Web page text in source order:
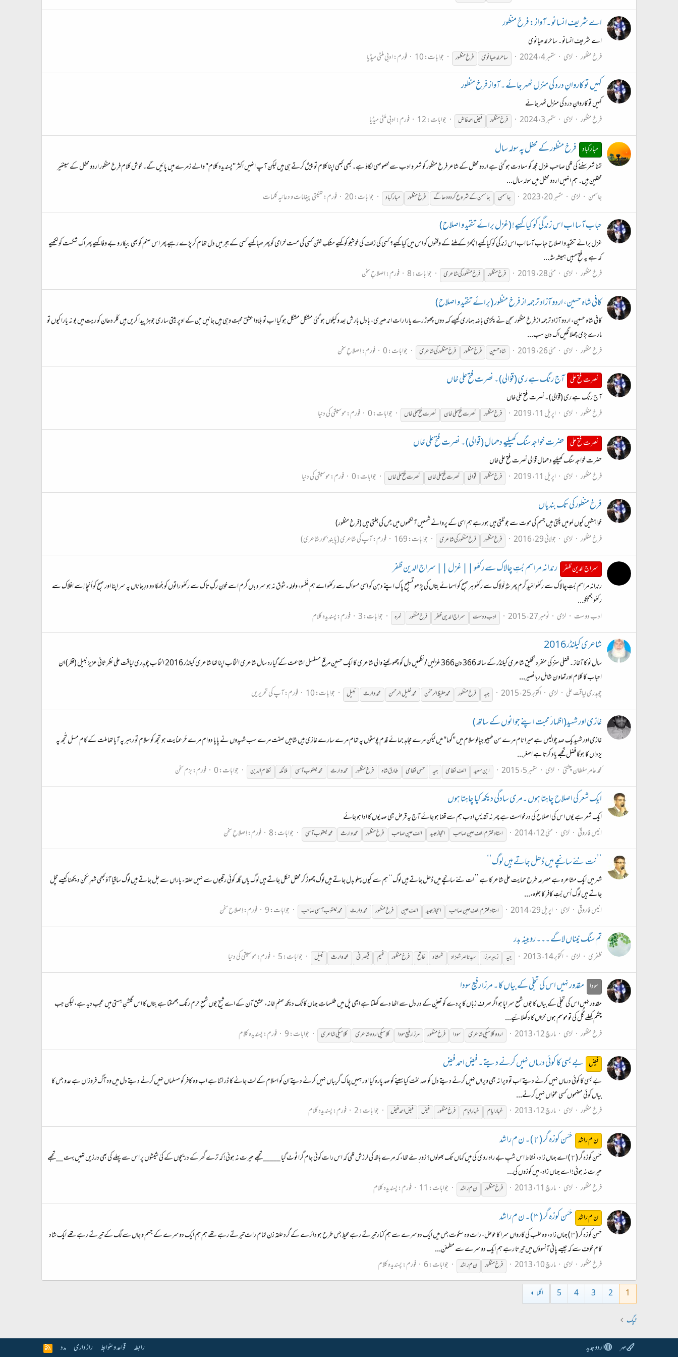
اے شریف انسانو ۔ آواز: فرخ منظور
اے شریف انسانو ۔ ساحر لدھیانوی
فرخ منظور لڑی ستمبر 4، 2024 ساحر لدھیانوی فرخمنظور جوابات: 10 فورم:ادبی ملٹی میڈیا
کہیں تو کاروانِ درد کی منزل ٹھہر جائے ۔ آواز فرخ منظور
کہیں تو کاروانِ درد کی منزل ٹھہر جائے
فرخ منظور لڑی ستمبر 3، 2024 فرخمنظور فیض احمد فاض جوابات: 12 فورم:ادبی ملٹی میڈیا
مبارکباد فرخ منظور کے محفل پہ سولہ سال
تمنا شعر سننے کی تھی صاحب غزل مجھ کو سعادت ہو گئی ہے اردو محفل کے شاعر فرخ منظور کو شعر و ادب سے خصوصی لگاؤ ہے۔ کبھی کبھی اپنا کلام تو پیش کرتے ہی ہیں لیکن آپ انھیں اکثر "پسندیدہ کلام" والے زمرے میں پائیں گے۔ خوش کلام فرخ منظور اردو محفل کے سینئیر
محفلین ہیں۔ ہم انھیں اردو محفل میں سولہ سال...
جاسمن
لڑی ستمبر 20، 2023 جاسمن جاسمن کے شروع کردہ دھاگے فرخمنظور مبارکباد جوابات: 20 فورم:تہنیتی پیغامات و دعائیہ کلمات
حباب آسا اب اس زندگی کو کیا کہیے! (غزل برائے تنقید و اصلاح)
غزل برائے تنقید و اصلاح حباب آسا اب اس زندگی کو کیا کہیے! بچھڑ کے ملنے کے وقفوں کو اس میں کیا کہیے؟ کسی کی زلف کی خوشبو کو کہیے مشکِ ختن کسی کی مست خرامی کو پھر صبا کہیے کسی کے ہجر میں دل تھام کر پڑے رہیے پھر اس صنم کو بھی بیکار و بے وفا کہیے پھر اک شکست کو لکھیے
کہ ہے یہ فتحِ مبیں ہمیشہ شہ...
فرخ منظور لڑی مئی 28، 2019 فرخمنظور فرخمنظورکی شاعری جوابات: 8 فورم:اِصلاحِ سخن
کافی شاہ حسین، اردو آزاد ترجمہ از فرخ منظور (برائے تنقید و اصلاح)
کافی شاہ حسین، اردو آزاد ترجمہ از فرخ منظور سجن نے پکڑی بانہہ ہماری کیسے کہہ دوں چھوڑ رے یارا رات اندھیری، بادل بارش بعد وکیلوں ہو گئی مشکل مشکل ہو گیا اب تو بلاوا عشق محبت وہی ہیں جانیں جن کے اوپر بیتی ساری جوہڑ پیدا کریں ہیں کلّر دھان کو ریت میں بو نہ یارا کیوں تو
مارے بڑی چھلانگیں اک دن سب...
فرخ منظور لڑی مئی 26، 2019 شاہ حسین فرخمنظور فرخمنظورکی شاعری جوابات: 0 فورم:اِصلاحِ سخن
نصرت فتح علی آج رنگ ہے ری (قوّالی) ۔ نصرت فتح علی خاں
آج رنگ ہے ری (قوّالی) ۔ نصرت فتح علی خاں
فرخ منظور لڑی اپریل 11، 2019 فرخمنظور نصرت فتح علی خان نصرت فتح علی خاں جوابات: 0 فورم:موسیقی کی دنیا
نصرت فتح علی حضرت خواجہ سنگ کھیلیے دھمال (قوالی) ۔ نصرت فتح علی خاں
حضرت خواجہ سنگ کھیلیے دھمال قوالی نصرت فتح علی خاں
فرخ منظور لڑی اپریل 11، 2019 فرخمنظور قوالی نصرت فتح علی خان نصرت فتح علی خاں جوابات: 0 فورم:موسیقی کی دنیا
فرخ منظور کی تک بندیاں
خواہشیں کیوں لہو میں پلتی ہیں جسم کی موت سے جو ٹلتی ہیں ہورہے ہم اسی کے پروانے شمعیں آنکھوں میں جس کی جلتی ہیں (فرخ منظور)
فرخ منظور لڑی جولائی 29، 2016 فرخمنظور فرخمنظورکی شاعری جوابات: 169 فورم:آپ کی شاعری (پابندِ بحور شاعری)
سراج الدین ظفر رندانہ مراسم بُتِ چالاک سے رکھّو || غزل || سراج الدین ظفر
رندانہ مراسم بُتِ چالاک سے رکھّو امّیدِ کَرم پھر شہِ لَولاک سے رکھّو ہر صبح کو اسمائے بتاں کی پڑھو تسبیح پاک اپنے دہن کو اسی مسواک سے رکھّو اے ہم نَفَسو، ولولہء شوق نہ ہو سرد ہاں گرم اسے خونِ رگِ تاک سے رکھّو راتوں کو جُھکا دو درِ جاناں پہ سر اپنا اور صبح کو اُنچا اِسے افلاک سے
رکھّو جِھجکو...
ادب دوست
لڑی نومبر 27، 2015 ادب دوست سراج الدین ظفر فرخمنظور نمرہ جوابات: 3 فورم:پسندیدہ کلام
شاعری کیلنڈر 2016
سال نو کا آغاز ۔ فضلی سنز کی منفرد تخلیق شاعری کیلنڈر کے ساتھ 366 دن366 غزلیں/نظمیں دل کو چھو لینے والی شاعری کا ایک حسین مرقع مسلسل اشاعت کے گیارہ سال شاعری انتخاب اپنا تھا شاعری کیلنڈر 2016 انتحاب چوہدری لیاقت علی نظر ثانی عزیز نبیل (قطر) ان
احباب کا کلام اورتعاو ن شامل رہا نصیر...
چوہدری لیاقت علی لڑی اکتوبر 25، 2015 جیہ فرخمنظور محمد حفیظ الرحمٰن محمد خلیل الرحمن محمد وارث نبیل جوابات: 10 فورم:آپ کی تحریریں
غازی اور شہید(اظہار َ محبت اپنے جوانوں کے ساتھ )
غازی اور شہید یک صد چوالیس ہے میرا نام مرے سن طبیبو جیالو سلام میں "گوما" میں لیکن مرے مجاہد جمائے قدم پوسٹوں پہ تمام مرے سارے غازی ہیں شاہیں صفت مرے سب شہیدوں نے پایا دوام مرے حُر عنایت ہو تجھ کو سلام تو رہبر پہ آیا تھا ملت کے کام مسل تُجھ پہ
یزداں کا ہوگا فضل تجھے یاد کرتا ہے اصغر...
ًمحمد عامر سلطان چشتی
لڑی ستمبر 5، 2015 ابن سعید الف نظامی جیہ حسن نظامی طارق شاہ فرخمنظور محمد وارث محمد یعقوب آسی ملائکہ نظام الدین جوابات: 0 فورم:بزم سخن
ایک شعر کی اصلاح چاہتا ہوں ۔مری سادگی دیکھ کیا چاہتا ہوں
ایک شعر ہے یوں اس کی اصلاح کی درخواست ہے پھر نہ تقدیسِ ادب ہم سے قضا ہو جائے آج یہ قرض بھی صدیوں کا ادا ہو جائے
انیس فاروقی لڑی مئی 12، 2014 استاد محترم الف عین صاحب اعجاز عبید الف عین صاحب فرخمنظور محمد وارث محمد یعقوب آسی جوابات: 8 فورم:اِصلاحِ سخن
’’نت نئے سانچے میں ڈھل جاتے ہیں لوگ‘‘
شہر میں ایک مشاعرہ ہے مصرعہ طرح حمایت علی شاعر کا ہے ’’نت نئے سانچے میں ڈھل جاتے ہیں لوگ‘‘ ہم سے کیوں پہلو بدل جاتے ہیں لوگ چھوڑ کر محفل نکل جاتے ہیں لوگ یاں گِلہ کوئی رقیبوں سے نہیں حلقہء یاراں سے جل جاتے ہیں لوگ ساقیا آؤ کبھی شہرِ سُخن دیکھنا کیسے مچل
جاتے ہیں لوگ اُس بُتِ کافر کا جلوہء...
انیس فاروقی لڑی اپریل 29، 2014 استاد محترم الف عین صاحب اعجاز عبید الف عین فرخمنظور محمد وارث محمد یعقوب آسی صاحب جوابات: 9 فورم:اِصلاحِ سخن
تم سنگ نیناں لاگے ۔۔۔ روبینہ بدر
ظفری لڑی اکتوبر 14، 2013 جیہ زبیر مرزا سید ناصر شہزاد شمشاد فاتح فرخمنظور فہیم قیصرانی محمدوارث نبیل جوابات: 5 فورم:موسیقی کی دنیا
سودا مقدور نہیں اس کی تجلّی کے بیاں کا ۔ مرزا رفیع سودا
مقدور نہیں اس کی تجلّی کے بیاں کا جوں شمع سراپا ہو اگر صرف زباں کا پردے کو تعیّن کے درِ دل سے اٹھا دے کھلتا ہے ابھی پل میں طلسماتِ جہاں کا ٹک دیکھ صنم خانہء عشق آن کے اے شیخ جوں شمعِ حرم رنگ جھمکتا ہے بتاں کا اس گلشنِ ہستی‌ میں عجب دید ہے، لیکن جب
چشم کھلے گُل کی تو موسم ہوں خزاں کا دکھلائیے...
فرخ منظور لڑی مارچ 12، 2013 اردو کلاسیکی شاعری سودا فرخمنظور مرزا رفیع سودا کلاسیکی اردو شاعری کلاسیکی شاعری جوابات: 9 فورم:پسندیدہ کلام
فیض بے بسی کا کوئی درماں نہیں کرنے دیتے ۔ فیض احمد فیض
بے بسی کا کوئی درماں نہیں کرنے دیتے اب تو ویرانہ بھی ویراں نہیں کرنے دیتے دل کو صد لخت کیا سینے کو صد پارہ کیا اور ہمیں چاک گریباں نہیں کرنے دیتے ان کو اسلام کے لٹ جانے کا ڈر اتنا ہے اب وہ کافر کو مسلماں نہیں کرنے دیتے دل میں وہ آگ فروزاں ہے عدو جس کا
بیاں کوئی مضموں کسی عنواں نہیں‌کرنے...
فرخ منظور لڑی مارچ 12، 2013 غبار ایام غبارِ ایّام فرخمنظور فیض فیض احمد فیض جوابات: 2 فورم:پسندیدہ کلام
ن م راشد حَسَن کوزہ گر (٢) ۔ ن م راشد
حَسَن کوزہ گر (٢) اے جہاں زاد، نشاط اس شبِ بے راہ روی کی میں کہاں تک بھولوں؟ زور ِ مَے تھا، کہ مرے ہاتھ کی لرزش تھی کہ اس رات کوئی جام گرا ٹوٹ گیا _____ تجھے حیرت نہ ہوئی! کہ ترے گھر کے دریچوں کے کئ شیشوں پر اس سے پہلے کی بھی درزیں تھیں بہت __ تجھے
حیرت نہ ہوئی! اے جہاں زاد، میں کوزوں کی...
فرخ منظور لڑی مارچ 11، 2013 فرخمنظور ن م راشد جوابات: 11 فورم:پسندیدہ کلام
ن م راشد حَسَن کوزہ گر (٣) ۔ ن م راشد
حَسَن کوزہ گر (٣) جہاں زاد، وہ حلب کی کارواں سرا کا حوض، رات وہ سکوت جس میں ایک دوسرے سے ہم کنار تیرتے رہے محیط جس طرح ہو دائرے کے گرد حلقہ زن تمام رات تیرتے رہے تھے ہم ہم ایک دوسرے کے جسم و جاں سے لگ کے تیرتے رہے تھے ایک شاد
کام خوف سے کہ جیسے پانی آنسوؤں میں تیرتا رہے ہم ایک دوسرے سے مطمئن...
فرخ منظور لڑی مارچ 10، 2013 فرخمنظور ن م راشد جوابات: 6 فورم:پسندیدہ کلام
1
2
3
4
5
اگلا
ٹیگ
مہر
اردو جدید رابطہ قواعد و ضوابط راز داری مدد
R